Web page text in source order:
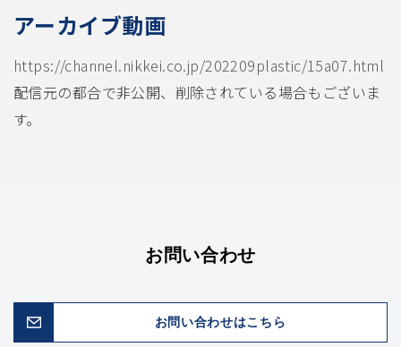
アーカイブ動画
https://channel.nikkei.co.jp/202209plastic/15a07.html
配信元の都合で非公開、削除されている場合もございま
す。
お問い合わせ
お問い合わせはこちら